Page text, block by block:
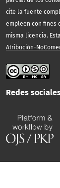
cite la fuente
empleen con fines
misma licencia.
Atribución-
Redes